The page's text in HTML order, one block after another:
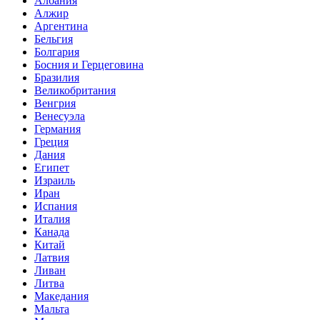
Алжир
Аргентина
Бельгия
Болгария
Босния и Герцеговина
Бразилия
Великобритания
Венгрия
Венесуэла
Германия
Греция
Дания
Египет
Израиль
Иран
Испания
Италия
Канада
Китай
Латвия
Ливан
Литва
Македания
Мальта